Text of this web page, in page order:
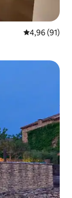
Priemerné
4,96 (91)